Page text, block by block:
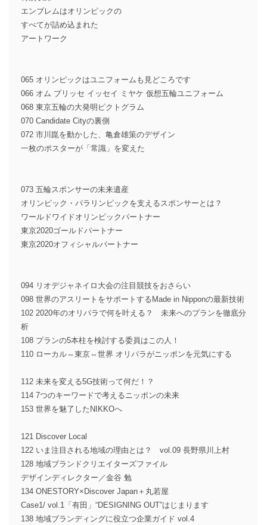
エンブレムはオリンピックの
すべてが詰め込まれた
アートワーク
065 オリンピックはユニフォームも見どころです
066 オム プリッセ イッセイ ミヤケ 仮想五輪ユニフォーム
068 東京五輪の大発明ピクトグラム
070 Candidate Cityの裏側
072 市川崑を動かした、亀倉雄策のデザイン
一枚のポスターが「常識」を変えた
073 五輪スポンサーの未来遺産
オリンピック・パラリンピックを支えるスポンサーとは？
ワールドワイドオリンピックパートナー
東京2020ゴールドパートナー
東京2020オフィシャルパートナー
094 リオデジャネイロ大会の注目競技をおさらい
098 世界のアスリートをサポートするMade in Nipponの最新技術
102 2020年のオリパラで何を叶える？ 未来へのプランを徹底分
析
108 プランの5本柱を検討する委員はこの人！
110 ローカル⇔東京⇔世界 オリパラがニッポンを元気にする
112 未来を変える5G技術って何だ！？
114 7つのキーワードで考えるニッポンの未来
153 世界を魅了したNIKKOへ
121 Discover Local
122 いま注目される地域の理由とは？ vol.09 長野県川上村
128 地域ブランドクリエイターズファイル
デザインディレクター／金谷 勉
134 ONESTORY×Discover Japan＋丸若屋
Case1/ vol.1「有田」“DESIGNING OUT”はじまります
138 地域ブランディングに役立つ企業ガイド vol.4